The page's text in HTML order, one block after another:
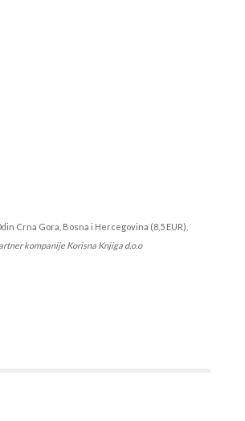
Crna Gora, Bosna i Hercegovina (8,5 EUR),
kompanije Korisna Knjiga d.o.o